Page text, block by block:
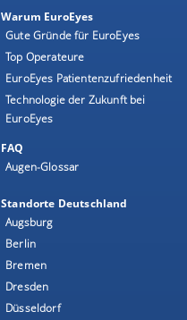
Warum EuroEyes
Gute Gründe für EuroEyes
Top Operateure
EuroEyes Patientenzufriedenheit
Technologie der Zukunft bei
EuroEyes
FAQ
Augen-Glossar
Standorte Deutschland
Augsburg
Berlin
Bremen
Dresden
Düsseldorf